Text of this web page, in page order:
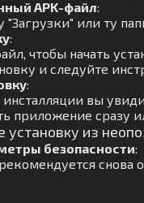
APK-файл:
или ту
:
чтобы начать
и следуйте
:
вы
приложение сразу
установку из
безопасности: